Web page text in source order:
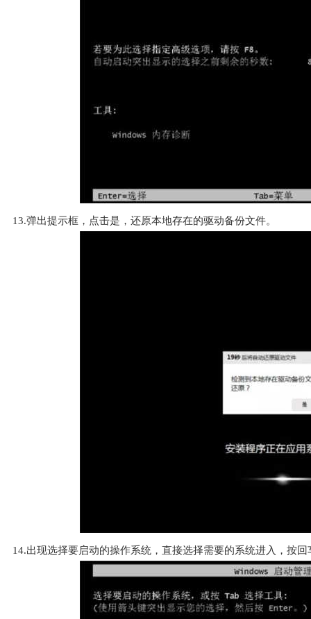
13.弹出提示框，点击是，还原本地存在的驱动备份文件。
14.出现选择要启动的操作系统，直接选择需要的系统进入，按回